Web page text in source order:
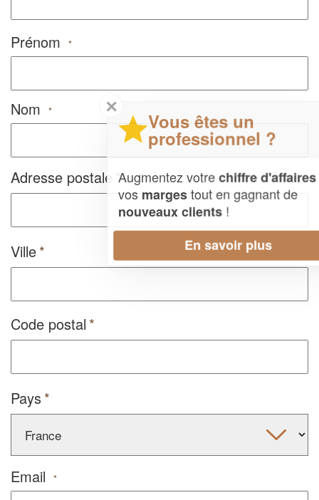
Prénom *
Nom *
Adresse postale
Ville
Code postal
Pays
Email *
Vous êtes un
professionnel ?
Augmentez votrechiffre d'affaireset
vos
margestout en gagnant de
nouveaux clients!
En savoir plus